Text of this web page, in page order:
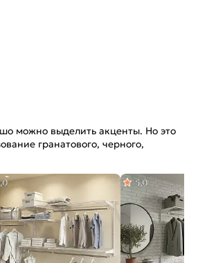
можно выделить акценты. Но это
гранатового, черного,
5,0